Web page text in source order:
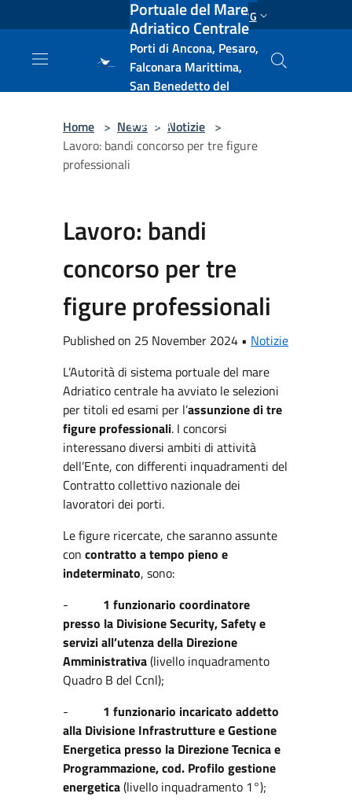
Salta al contenuto principale ENG
Portuale del Mare
Adriatico Centrale
Porti di Ancona, Pesaro,
Falconara Marittima,
San Benedetto del
e Vasto
Home > News > Notizie >
Lavoro: bandi concorso per tre figure
professionali
Lavoro: bandi
concorso per tre
figure professionali
Published on 25 November 2024 • Notizie
L’Autorità di sistema portuale del mare
Adriatico centrale ha avviato le selezioni
per titoli ed esami per l’assunzione di tre
figure professionali. I concorsi
interessano diversi ambiti di attività
dell’Ente, con differenti inquadramenti del
Contratto collettivo nazionale dei
lavoratori dei porti.
Le figure ricercate, che saranno assunte
con contratto a tempo pieno e
indeterminato, sono:
- 1 funzionario coordinatore
presso la Divisione Security, Safety e
servizi all’utenza della Direzione
Amministrativa(livello inquadramento
Quadro B del Ccnl);
- 1 funzionario incaricato addetto
alla Divisione Infrastrutture e Gestione
Energetica presso la Direzione Tecnica e
Programmazione, cod. Profilo gestione
energetica(livello inquadramento 1°);